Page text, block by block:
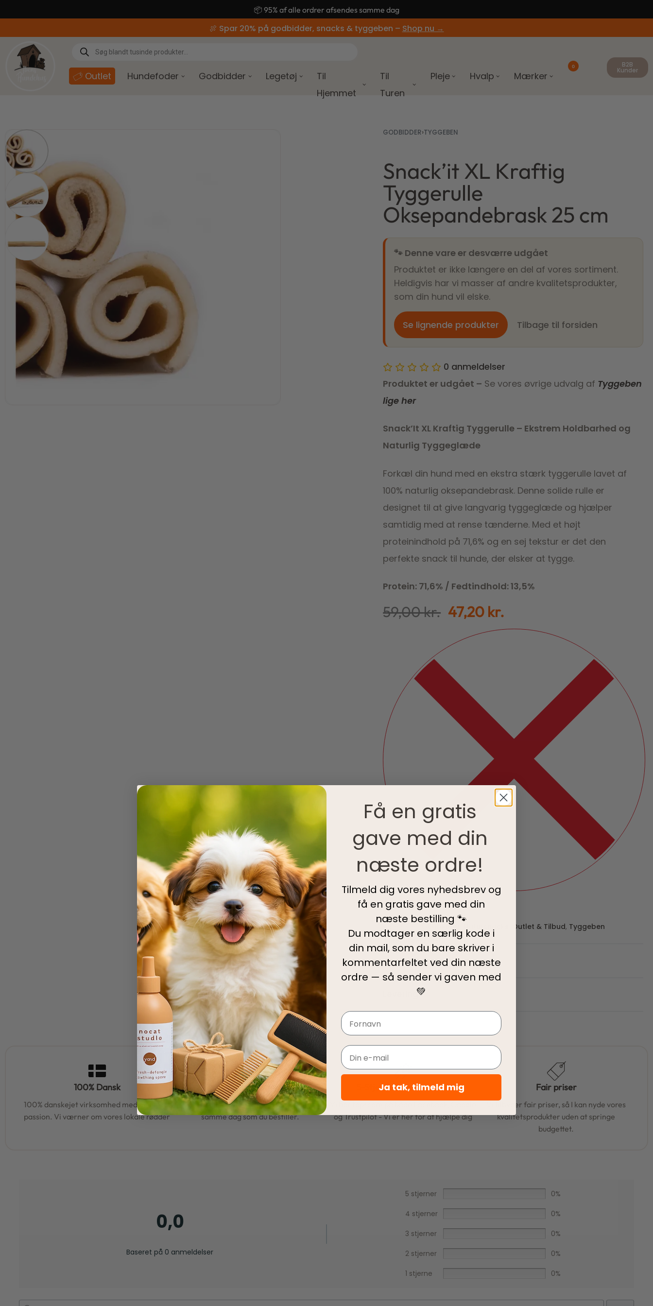
🚚 Gratis fragt ved køb over 499,-
🍖 Spar 20% på godbidder, snacks & tyggeben – Shop nu →
Outlet Hundefoder Godbidder Legetøj
Til
Hjemmet
Til
Turen
Pleje Hvalp Mærker
0 B2B
Kunder
GODBIDDER›TYGGEBEN
30,00 kr. 24,00kr.
150,00kr.
Snack’it XL Kraftig
Tyggerulle
Oksepandebrask 25 cm
🐾 Denne vare er desværre udgået
Produktet er ikke længere en del af vores sortiment.
Heldigvis har vi masser af andre kvalitetsprodukter,
som din hund vil elske.
Se lignende produkter Tilbage til forsiden
0 anmeldelser
Produktet er udgået – Se vores øvrige udvalg af Tyggeben
lige her
Snack’It XL Kraftig Tyggerulle – Ekstrem Holdbarhed og
Naturlig Tyggeglæde
Forkæl din hund med en ekstra stærk tyggerulle lavet af
100% naturlig oksepandebrask. Denne solide rulle er
designet til at give langvarig tyggeglæde og hjælper
samtidig med at rense tænderne. Med et højt
proteinindhold på 71,6% og en sej tekstur er det den
perfekte snack til hunde, der elsker at tygge.
Protein: 71,6% / Fedtindhold: 13,5%
59,00kr. 47,20 kr.
IKKE PÅ LAGER
Godbidder Outlet & Tilbud, Tyggeben
Tilføj til ønskeliste
Produktinformationer
Levering
100% Dansk
100% danskejet virksomhed med hjerte og
passion. Vi værner om vores lokale rødder
Hurtig levering
95% af alle ordrer pakkes og afsendes
samme dag som du bestiller.
5-Stjernet kundeservice
og Trustpilot - Vi er her for at hjælpe dig
Fair priser
Vi tilbyder fair priser, så I kan nyde vores
kvalitetsprodukter uden at springe
budgettet.
0,0
Baseret på 0 anmeldelser
5 stjerner 0%
4 stjerner 0%
3 stjerner 0%
2 stjerner 0%
1 stjerne 0%
Facebook
Få en gratis
gave med din
næste ordre!
Tilmeld dig vores nyhedsbrev og
få en gratis gave med din
næste bestilling 🐾
Du modtager en særlig kode i
din mail, som du bare skriver i
kommentarfeltet ved din næste
ordre — så sender vi gaven med
💚
Navn
Email
Ja tak, tilmeld mig